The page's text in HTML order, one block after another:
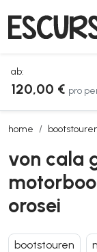
ab:
120,00 € pro
home
von cala gonone:
von cala
orosei
bootstouren